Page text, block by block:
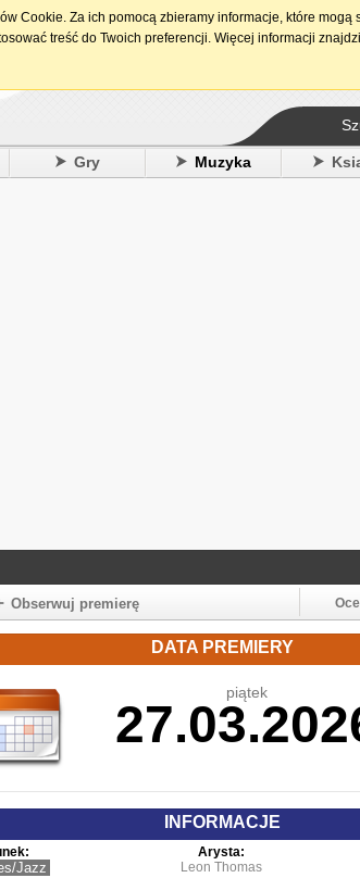
15. urodziny
Gry Muzyka
Obserwuj premierę
DATA PREMIERY
piątek
INFORMACJE
Jazz
Arysta:
Leon Thomas
Cookie. Za ich pomocą zbieramy informacje, które
treść do Twoich preferencji. Więcej informacji